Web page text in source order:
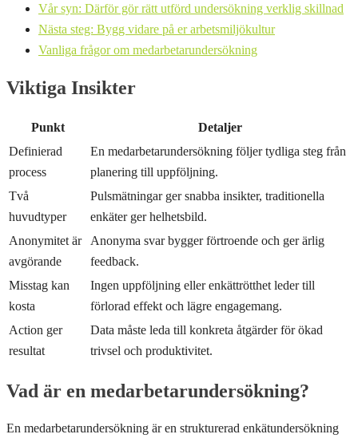
Vår syn: Därför gör rätt utförd undersökning verklig skillnad
Nästa steg: Bygg vidare på er arbetsmiljökultur
Vanliga frågor om medarbetarundersökning
Viktiga Insikter
Punkt
Detaljer
Definierad
process
En medarbetarundersökning följer tydliga steg från
planering till uppföljning.
Två
huvudtyper
Pulsmätningar ger snabba insikter, traditionella
enkäter ger helhetsbild.
Anonymitet är
avgörande
Anonyma svar bygger förtroende och ger ärlig
feedback.
Misstag kan
kosta
Ingen uppföljning eller enkättrötthet leder till
förlorad effekt och lägre engagemang.
Action ger
resultat
Data måste leda till konkreta åtgärder för ökad
trivsel och produktivitet.
Vad är en medarbetarundersökning?
En medarbetarundersökning är en strukturerad enkätundersökning